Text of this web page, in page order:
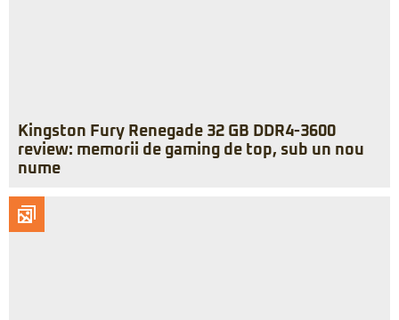
Kingston Fury Renegade 32 GB DDR4-3600
review: memorii de gaming de top, sub un nou
nume